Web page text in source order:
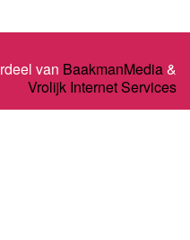
van BaakmanMedia&
Vrolijk Internet Services